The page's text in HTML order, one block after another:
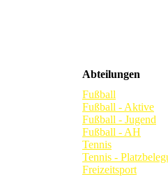
Abteilungen
Fußball
Fußball - Aktive
Fußball - Jugend
Fußball - AH
Tennis
Tennis -
Freizeitsport